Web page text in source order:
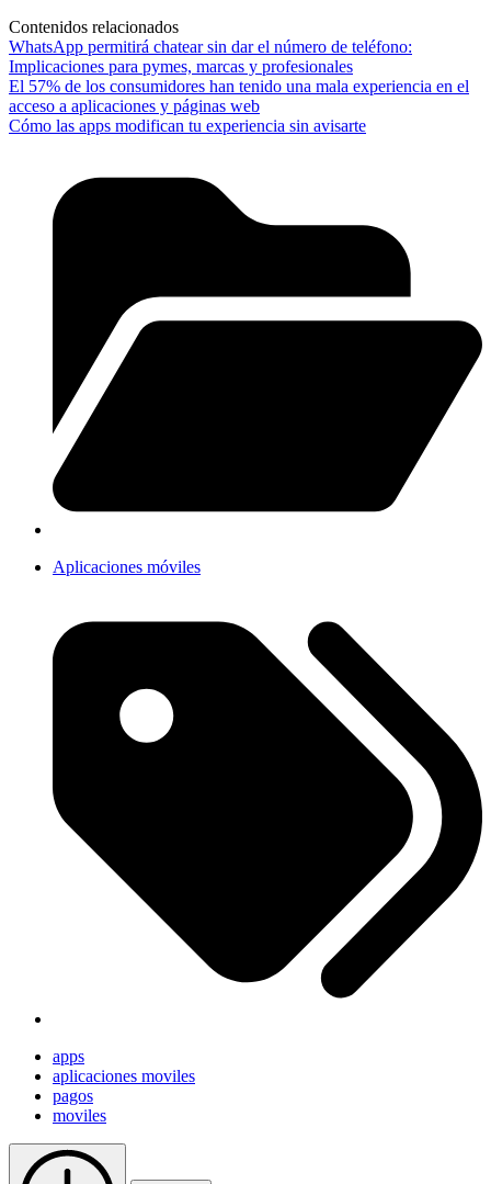
Contenidos relacionados
WhatsApp permitirá chatear sin dar el número de teléfono:
Implicaciones para pymes, marcas y profesionales
El 57% de los consumidores han tenido una mala experiencia en el
acceso a aplicaciones y páginas web
Cómo las apps modifican tu experiencia sin avisarte
Aplicaciones móviles
apps
aplicaciones moviles
pagos
moviles